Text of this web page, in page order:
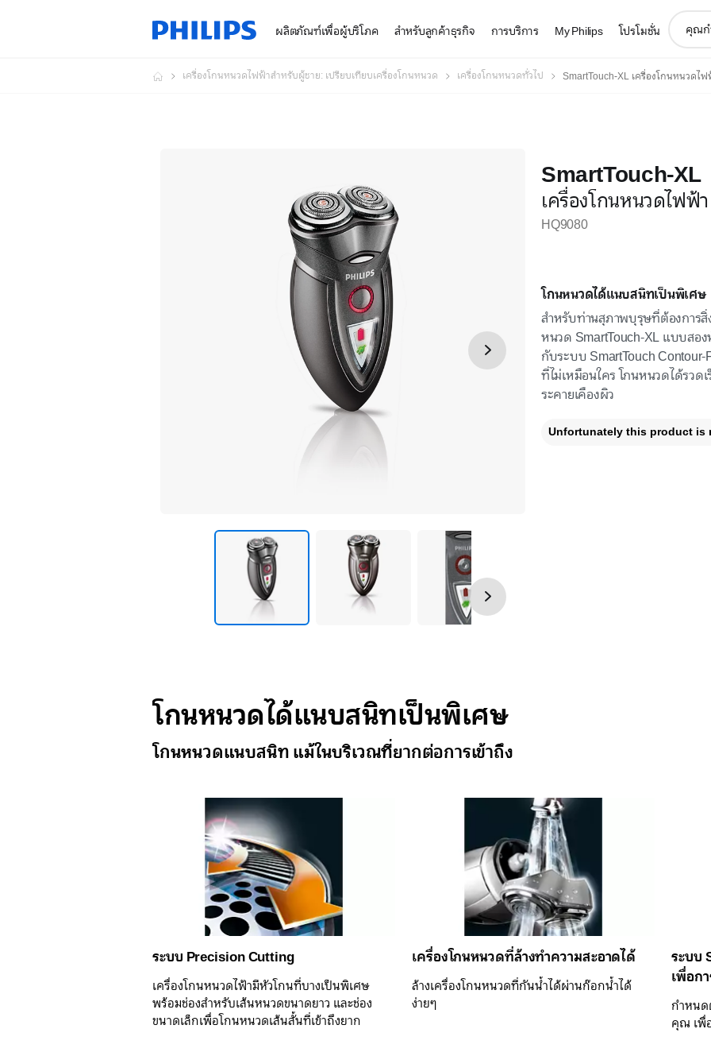
ผลิตภัณฑ์เพื่อผู้บริโภค สำหรับลูกค้าธุรกิจ การบริการ My Philips โปรโมชั่น
search
เครื่องโกนหนวดไฟฟ้าสำหรับผู้ชาย: เปรียบเทียบเครื่องโกนหนวด เครื่องโกนหนวดทั่วไป SmartTouch-XL เครื่องโกนหนวดไ
SmartTouch-XL
เครื่องโกนหนวดไฟฟ้า
HQ9080
โกนหนวดได้แนบสนิทเป็นพิเศษ
สำหรับท่านสุภาพบุรุษที่ต้องการสิ่
หนวด SmartTouch-XL แบบสอง
กับระบบ SmartTouch
ที่ไม่เหมือนใคร โกนหนวดได้รวดเ
ระคายเคืองผิว
Unfortunately this product is
โกนหนวดได้แนบสนิทเป็นพิเศษ
โกนหนวดแนบสนิท แม้ในบริเวณที่ยากต่อการเข้าถึง
ระบบ Precision Cutting
เครื่องโกนหนวดไฟ้ามีหัวโกนที่บางเป็นพิเศษ
พร้อมช่องสำหรับเส้นหนวดขนาดยาว และช่อง
ขนาดเล็กเพื่อโกนหนวดเส้นสั้นที่เข้าถึงยาก
เครื่องโกนหนวดที่ล้างทำความสะอาดได้
ล้างเครื่องโกนหนวดที่กันน้ำได้ผ่านก๊อกน้ำได้
ง่ายๆ
ระบบ
เพื่อก
กำหนด
คุณ เพื่